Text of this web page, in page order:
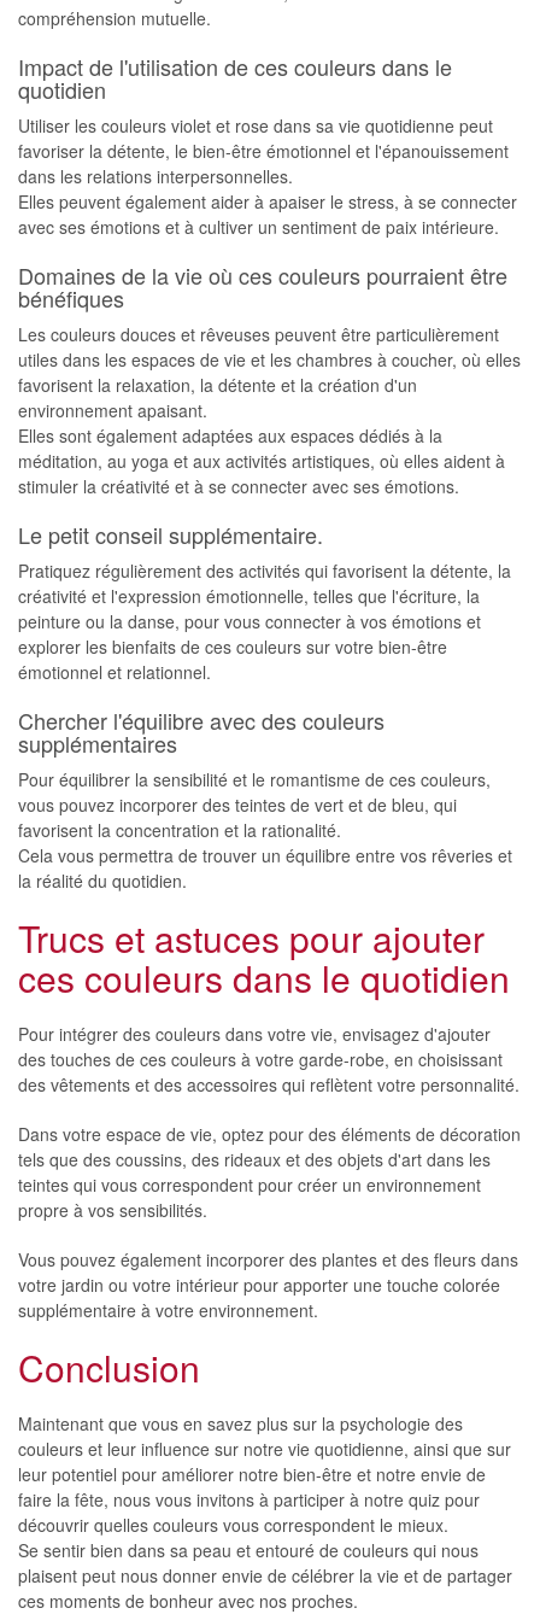
compréhension mutuelle.
Impact de l'utilisation de ces couleurs dans le
quotidien
Utiliser les couleurs violet et rose dans sa vie quotidienne peut
favoriser la détente, le bien-être émotionnel et l'épanouissement
dans les relations interpersonnelles.
Elles peuvent également aider à apaiser le stress, à se connecter
avec ses émotions et à cultiver un sentiment de paix intérieure.
Domaines de la vie où ces couleurs pourraient être
bénéfiques
Les couleurs douces et rêveuses peuvent être particulièrement
utiles dans les espaces de vie et les chambres à coucher, où elles
favorisent la relaxation, la détente et la création d'un
environnement apaisant.
Elles sont également adaptées aux espaces dédiés à la
méditation, au yoga et aux activités artistiques, où elles aident à
stimuler la créativité et à se connecter avec ses émotions.
Le petit conseil supplémentaire.
Pratiquez régulièrement des activités qui favorisent la détente, la
créativité et l'expression émotionnelle, telles que l'écriture, la
peinture ou la danse, pour vous connecter à vos émotions et
explorer les bienfaits de ces couleurs sur votre bien-être
émotionnel et relationnel.
Chercher l'équilibre avec des couleurs
supplémentaires
Pour équilibrer la sensibilité et le romantisme de ces couleurs,
vous pouvez incorporer des teintes de vert et de bleu, qui
favorisent la concentration et la rationalité.
Cela vous permettra de trouver un équilibre entre vos rêveries et
la réalité du quotidien.
Trucs et astuces pour ajouter
ces couleurs dans le quotidien
Pour intégrer des couleurs dans votre vie, envisagez d'ajouter
des touches de ces couleurs à votre garde-robe, en choisissant
des vêtements et des accessoires qui reflètent votre personnalité.
Dans votre espace de vie, optez pour des éléments de décoration
tels que des coussins, des rideaux et des objets d'art dans les
teintes qui vous correspondent pour créer un environnement
propre à vos sensibilités.
Vous pouvez également incorporer des plantes et des fleurs dans
votre jardin ou votre intérieur pour apporter une touche colorée
supplémentaire à votre environnement.
Conclusion
Maintenant que vous en savez plus sur la psychologie des
couleurs et leur influence sur notre vie quotidienne, ainsi que sur
leur potentiel pour améliorer notre bien-être et notre envie de
faire la fête, nous vous invitons à participer à notre quiz pour
découvrir quelles couleurs vous correspondent le mieux.
Se sentir bien dans sa peau et entouré de couleurs qui nous
plaisent peut nous donner envie de célébrer la vie et de partager
ces moments de bonheur avec nos proches.